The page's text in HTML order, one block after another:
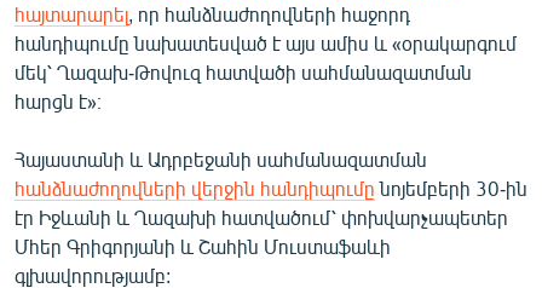
հայտարարել , որ հանձնաժողովների հաջորդ
հանդիպումը նախատեսված է այս ամիս և «օրակարգում
մեկ՝ Ղազախ-Թովուզ հատվածի սահմանազատման
հարցն է»։
Հայաստանի և Ադրբեջանի սահմանազատման
հանձնաժողովների վերջին հանդիպումը նոյեմբերի 30-ին
էր Իջևանի և Ղազախի հատվածում՝ փոխվարչապետեր
Մհեր Գրիգորյանի և Շահին Մուստաֆաևի
գլխավորությամբ: